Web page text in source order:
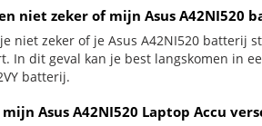
niet zeker of mijn Asus A42NI520
niet zeker of je Asus A42NI520 batterij
In dit geval kan je best langskomen in
batterij.
mijn Asus A42NI520 Laptop Accu